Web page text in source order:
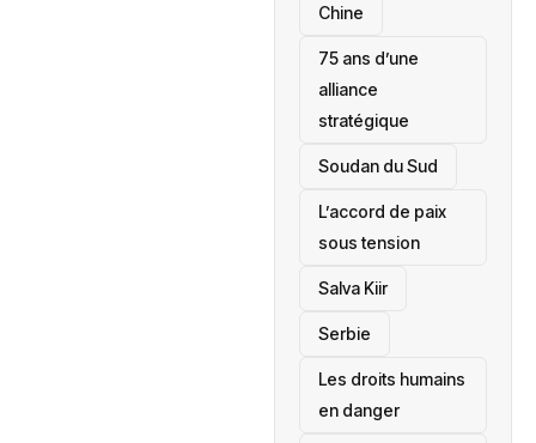
Chine
75 ans d’une
alliance
stratégique
‎Soudan du Sud
L’accord de paix
sous tension
Salva Kiir
‎Serbie
Les droits humains
en danger